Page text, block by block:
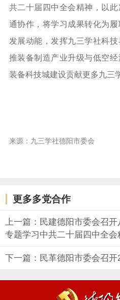
共二十届四中全会精神，以
通协作，将学习成果转化为
发展动能，发挥九三学社科
推装备制造产业升级与低空
装备科技城建设贡献更多九三
来源：九三学社德阳市委会
更多多党合作
上一篇：民建德阳市委会召
专题学习中共二十届四中全会
下一篇：民革德阳市委会召